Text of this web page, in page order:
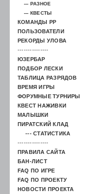
--- РАЗНОЕ
--- КВЕСТЫ
КОМАНДЫ РР
ПОЛЬЗОВАТЕЛИ
РЕКОРДЫ УЛОВА
---------------
ЮЗЕРБАР
ПОДБОР ЛЕСКИ
ТАБЛИЦА РАЗРЯДОВ
ВРЕМЯ ИГРЫ
ФОРУМНЫЕ ТУРНИРЫ
КВЕСТ НАЖИВКИ
МАЛЫШКИ
ПИРАТСКИЙ КЛАД
--- СТАТИСТИКА
---------------
ПРАВИЛА САЙТА
БАН-ЛИСТ
FAQ ПО ИГРЕ
FAQ ПО ПРОЕКТУ
НОВОСТИ ПРОЕКТА